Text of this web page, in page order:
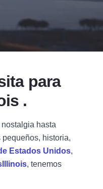
para
.
hasta
historia,
Estados Unidos,
, tenemos